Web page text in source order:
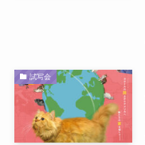
試写会